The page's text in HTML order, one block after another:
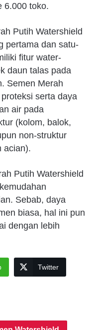
6.000 toko.
Putih Watershield
pertama dan satu-
fitur water-
daun talas pada
Semen Merah
serta daya
air pada
(kolom, balok,
non-struktur
acian).
Putih Watershield
Sebab, daya
biasa, hal ini pun
dengan lebih
Twitter